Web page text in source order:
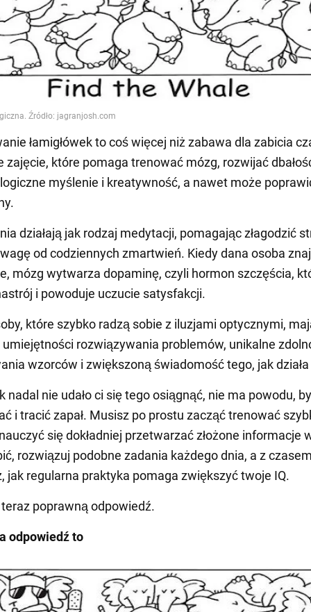
łamigłówek to coś więcej niż zabawa dla zabicia
zajęcie, które pomaga trenować mózg, rozwijać
logiczne myślenie i kreatywność, a nawet może
działają jak rodzaj medytacji, pomagając złagodzić
od codziennych zmartwień. Kiedy dana osoba
mózg wytwarza dopaminę, czyli hormon szczęścia,
i powoduje uczucie satysfakcji.
które szybko radzą sobie z iluzjami optycznymi,
rozwiązywania problemów, unikalne
wzorców i zwiększoną świadomość tego, jak
nadal nie udało ci się tego osiągnąć, nie ma powodu,
i tracić zapał. Musisz po prostu zacząć trenować
się dokładniej przetwarzać złożone informacje
rozwiązuj podobne zadania każdego dnia, a z
jak regularna praktyka pomaga zwiększyć twoje IQ.
poprawną odpowiedź.
odpowiedź to